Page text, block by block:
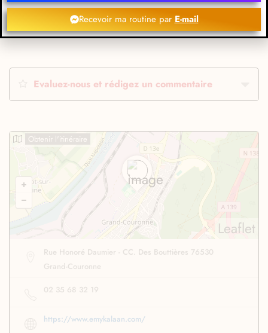
Evaluez-nous et rédigez un commentaire
Leaflet
Obtenir l'itinéraire
Rue Honoré Daumier - CC. Des Bouttières 76530
Grand-Couronne
02 35 68 32 19
https://www.emykalaan.com/
Recevoir ma routine par E-mail